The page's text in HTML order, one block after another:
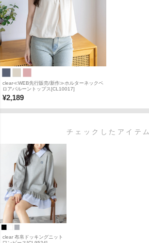
clear≪WEB先行販売/新作≫ホルターネックベ
ロアバルーントップス[CL10017]
¥2,189
チェックしたアイテム
clear 布帛ドッキングニット